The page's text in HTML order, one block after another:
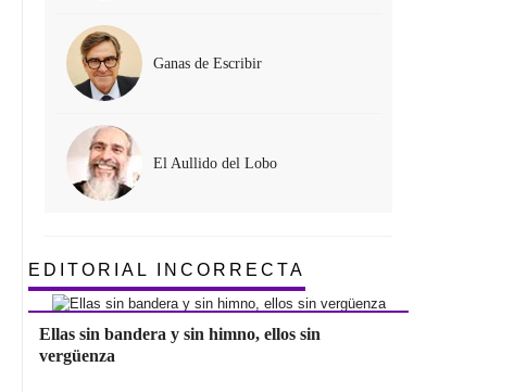
Ganas de Escribir
El Aullido del Lobo
EDITORIAL INCORRECTA
Ellas sin bandera y sin himno, ellos sin
vergüenza